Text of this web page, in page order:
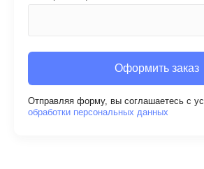
Оформить заказ
Отправляя форму, вы соглашаетесь с
обработки персональных данных